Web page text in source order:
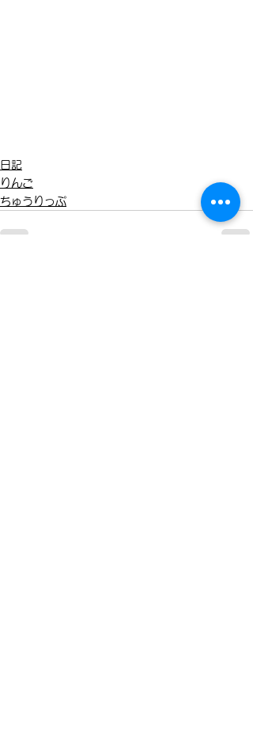
日記
りんご
ちゅうりっぷ